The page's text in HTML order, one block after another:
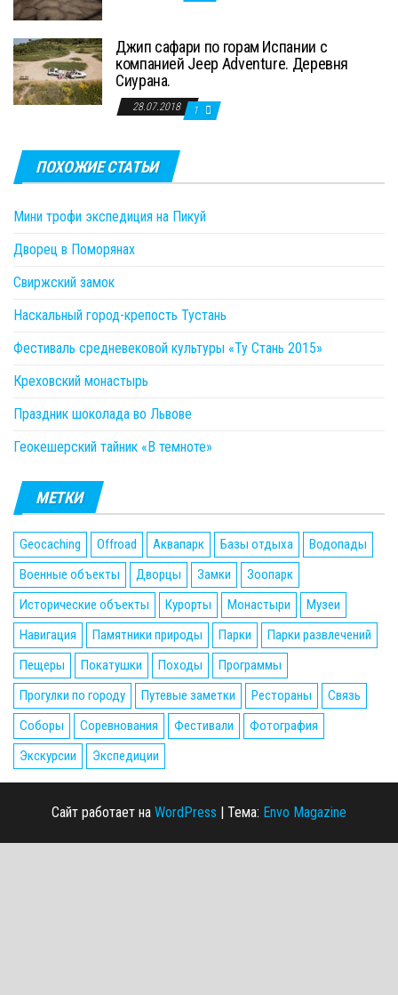
Джип сафари по горам Испании с
компанией Jeep Adventure. Деревня
Сиурана.
28.07.2018 1
ПОХОЖИЕ СТАТЬИ
Мини трофи экспедиция на Пикуй
Дворец в Поморянах
Свиржский замок
Наскальный город-крепость Тустань
Фестиваль средневековой культуры «Ту Стань 2015»
Креховский монастырь
Праздник шоколада во Львове
Геокешерский тайник «В темноте»
МЕТКИ
Geocaching Offroad Аквапарк Базы отдыха
Водопады
Военные объекты
Дворцы Замки
Зоопарк
Исторические объекты
Курорты Монастыри
Музеи
Навигация
Памятники природы Парки
Парки развлечений
Пещеры
Покатушки Походы
Программы
Прогулки по городу
Путевые заметки Рестораны
Связь
Соборы
Соревнования Фестивали
Фотография
Экскурсии
Экспедиции
Сайт работает на WordPress | Тема: Envo Magazine